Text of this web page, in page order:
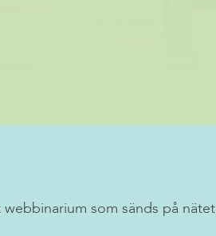
webbinarium som sänds på nätet.